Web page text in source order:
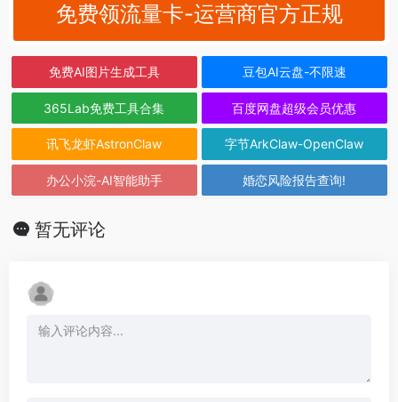
免费领流量卡-运营商官方正规
免费AI图片生成工具 豆包AI云盘-不限速
365Lab免费工具合集 百度网盘超级会员优惠
讯飞龙虾AstronClaw 字节ArkClaw-OpenClaw
办公小浣-AI智能助手 婚恋风险报告查询!
暂无评论